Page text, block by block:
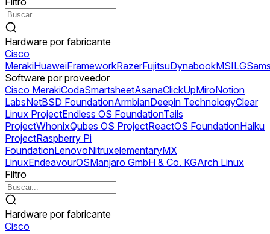
Hardware por fabricante
Cisco
MerakiHuaweiFrameworkRazerFujitsuDynabookMSILG
Software por proveedor
Cisco MerakiCodaSmartsheetAsanaClickUpMiroNotion
LabsNetBSD FoundationArmbianDeepin TechnologyClear
Linux ProjectEndless OS FoundationTails
ProjectWhonixQubes OS ProjectReactOS FoundationHaiku
ProjectRaspberry Pi
FoundationLenovoNitruxelementaryMX
LinuxEndeavourOSManjaro GmbH & Co. KGArch Linux
Filtro
Hardware por fabricante
Cisco